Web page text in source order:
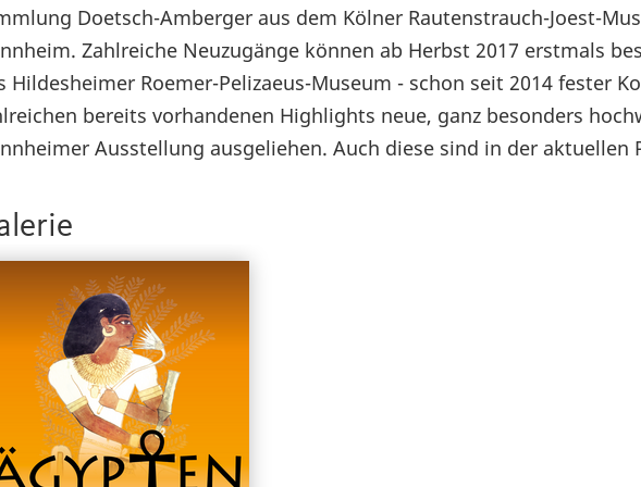
Doetsch-Amberger aus dem Kölner Rautenstrauch-Joest-
Zahlreiche Neuzugänge können ab Herbst 2017 erstmals
Hildesheimer Roemer-Pelizaeus-Museum - schon seit 2014 fester
bereits vorhandenen Highlights neue, ganz besonders
Ausstellung ausgeliehen. Auch diese sind in der aktuellen